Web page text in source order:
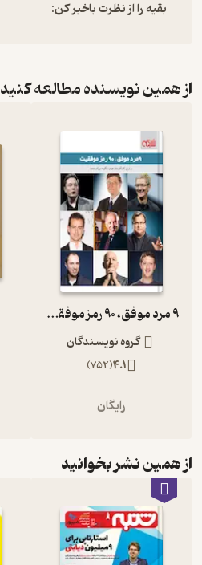
بقیه را از نظرت باخبر کن:
از همین نویسنده مطالعه کنید
9 مرد موفق، 90 رمز موفقیت
گروه نویسندگان
4.1
(
752
)
رایگان
از همین نشر بخوانید